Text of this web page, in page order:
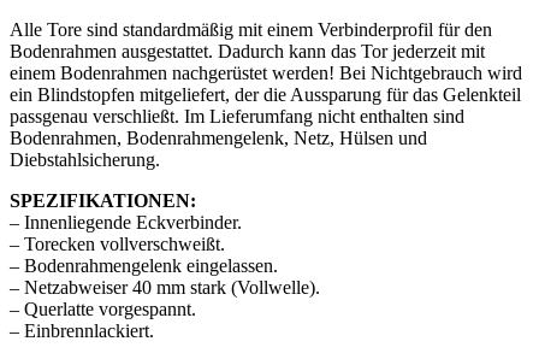
Alle Tore sind standardmäßig mit einem Verbinderprofil für den
Bodenrahmen ausgestattet. Dadurch kann das Tor jederzeit mit
einem Bodenrahmen nachgerüstet werden! Bei Nichtgebrauch wird
ein Blindstopfen mitgeliefert, der die Aussparung für das Gelenkteil
passgenau verschließt. Im Lieferumfang nicht enthalten sind
Bodenrahmen, Bodenrahmengelenk, Netz, Hülsen und
Diebstahlsicherung.
SPEZIFIKATIONEN:
– Innenliegende Eckverbinder.
– Torecken vollverschweißt.
– Bodenrahmengelenk eingelassen.
– Netzabweiser 40 mm stark (Vollwelle).
– Querlatte vorgespannt.
– Einbrennlackiert.